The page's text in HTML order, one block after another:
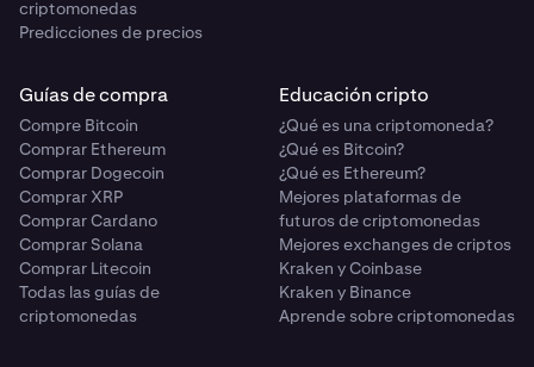
criptomonedas
Predicciones de precios
Guías de compra
Compre Bitcoin
Comprar Ethereum
Comprar Dogecoin
Comprar XRP
Comprar Cardano
Comprar Solana
Comprar Litecoin
Todas las guías de
criptomonedas
Educación cripto
¿Qué es una criptomoneda?
¿Qué es Bitcoin?
¿Qué es Ethereum?
Mejores plataformas de
futuros de criptomonedas
Mejores exchanges de criptos
Kraken y Coinbase
Kraken y Binance
Aprende sobre criptomonedas